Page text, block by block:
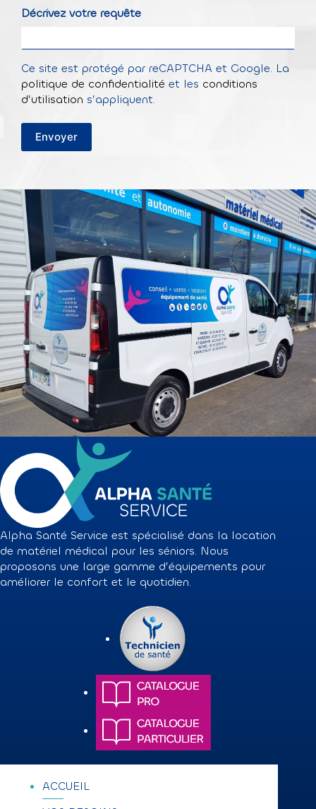
Décrivez votre requête
Ce site est protégé par reCAPTCHA et Google. La
politique de confidentialité et les conditions
d’utilisation s’appliquent.
Alpha Santé Service est spécialisé dans la location
de matériel médical pour les séniors. Nous
proposons une large gamme d’équipements pour
améliorer le confort et le quotidien.
ACCUEIL